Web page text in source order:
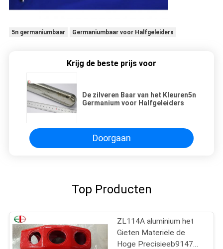
5n germaniumbaar Germaniumbaar voor Halfgeleiders
Krijg de beste prijs voor
De zilveren Baar van het Kleuren5n
Germanium voor Halfgeleiders
Doorgaan
Top Producten
ZL114A aluminium het
Gieten Materiële de
Hoge Precisieeb9147